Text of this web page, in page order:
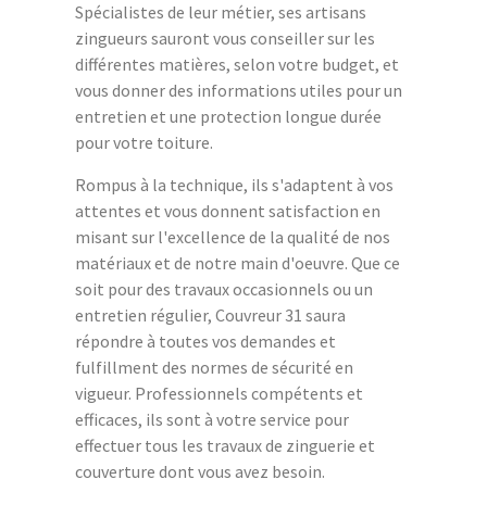
Spécialistes de leur métier, ses artisans
zingueurs sauront vous conseiller sur les
différentes matières, selon votre budget, et
vous donner des informations utiles pour un
entretien et une protection longue durée
pour votre toiture.
Rompus à la technique, ils s'adaptent à vos
attentes et vous donnent satisfaction en
misant sur l'excellence de la qualité de nos
matériaux et de notre main d'oeuvre. Que ce
soit pour des travaux occasionnels ou un
entretien régulier, Couvreur 31 saura
répondre à toutes vos demandes et
fulfillment des normes de sécurité en
vigueur. Professionnels compétents et
efficaces, ils sont à votre service pour
effectuer tous les travaux de zinguerie et
couverture dont vous avez besoin.